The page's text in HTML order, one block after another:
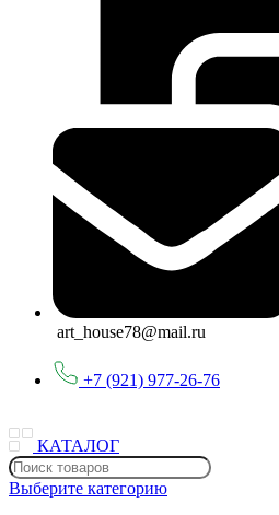
art_house78@mail.ru
+7 (921) 977-26-76
КАТАЛОГ
Выберите категорию